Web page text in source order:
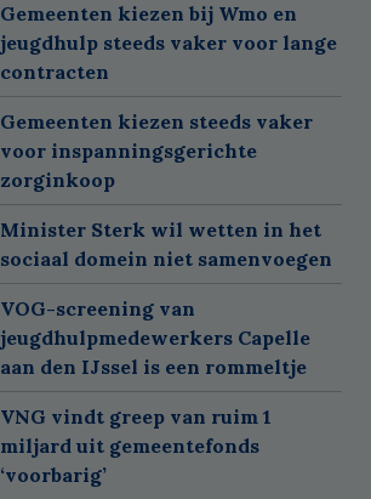
Gemeenten kiezen bij Wmo en
jeugdhulp steeds vaker voor lange
contracten
Gemeenten kiezen steeds vaker
voor inspanningsgerichte
zorginkoop
Minister Sterk wil wetten in het
sociaal domein niet samenvoegen
VOG-screening van
jeugdhulpmedewerkers Capelle
aan den IJssel is een rommeltje
VNG vindt greep van ruim 1
miljard uit gemeentefonds
‘voorbarig’